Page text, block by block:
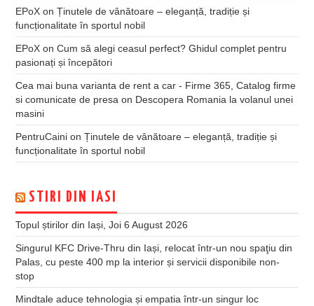
EPoX onȚinutele de vânătoare – eleganță, tradiție și
funcționalitate în sportul nobil
EPoX onCum să alegi ceasul perfect? Ghidul complet pentru
pasionați și începători
Cea mai buna varianta de rent a car - Firme 365, Catalog firme
si comunicate de presa on Descopera Romania la volanul unei
masini
PentruCaini onȚinutele de vânătoare – eleganță, tradiție și
funcționalitate în sportul nobil
STIRI DIN IASI
Topul știrilor din Iași, Joi 6 August 2026
Singurul KFC Drive-Thru din Iași, relocat într-un nou spaţiu din
Palas, cu peste 400 mp la interior și servicii disponibile non-
stop
Mindtale aduce tehnologia și empatia într-un singur loc